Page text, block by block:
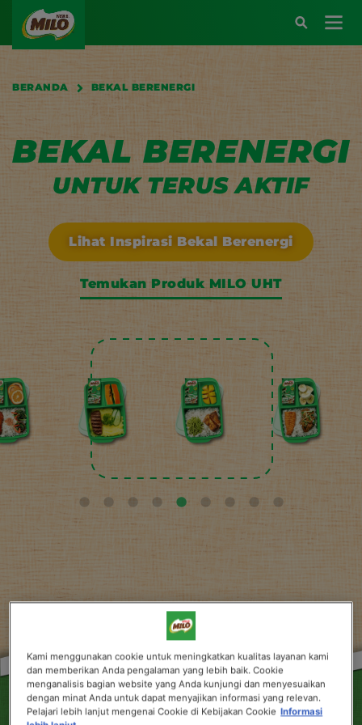
Main navigation
Atau kunjungi halaman berikut:
SARAPAN BERENERGI
BEKAL BERENERGI
BERANDA BEKAL BERENERGI
BEKAL BERENERGI
UNTUK TERUS AKTIF
Lihat Inspirasi Bekal Berenergi
Temukan Produk MILO UHT
Kami menggunakan cookie untuk meningkatkan kualitas layanan kami
dan memberikan Anda pengalaman yang lebih baik. Cookie
menganalisis bagian website yang Anda kunjungi dan menyesuaikan
dengan minat Anda untuk dapat menyajikan informasi yang relevan.
Pelajari lebih lanjut mengenai Cookie di Kebijakan Cookie Informasi